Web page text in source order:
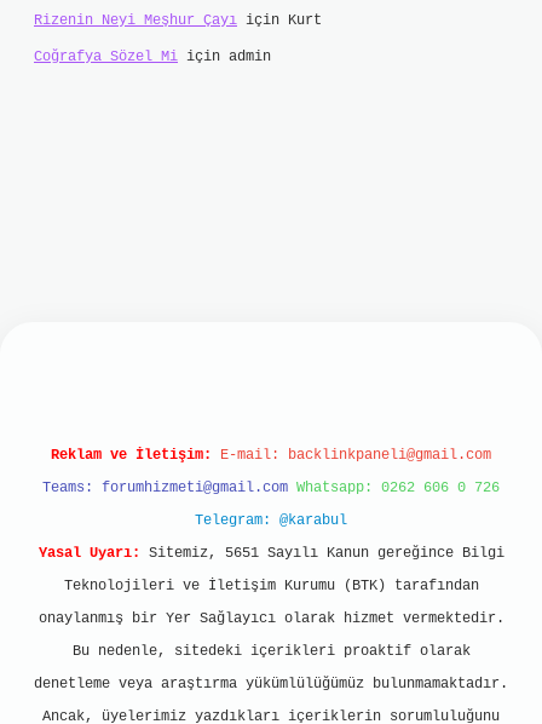
Rizenin Neyi Meşhur Çayı için Kurt
Coğrafya Sözel Mi için admin
Reklam ve İletişim: E-mail: backlinkpaneli@gmail.com
Teams: forumhizmeti@gmail.com Whatsapp: 0262 606 0 726
Telegram: @karabul
Yasal Uyarı:
Sitemiz, 5651 Sayılı Kanun gereğince Bilgi
Teknolojileri ve İletişim Kurumu (BTK) tarafından
onaylanmış bir Yer Sağlayıcı olarak hizmet vermektedir.
Bu nedenle, sitedeki içerikleri proaktif olarak
denetleme veya araştırma yükümlülüğümüz bulunmamaktadır.
Ancak, üyelerimiz yazdıkları içeriklerin sorumluluğunu